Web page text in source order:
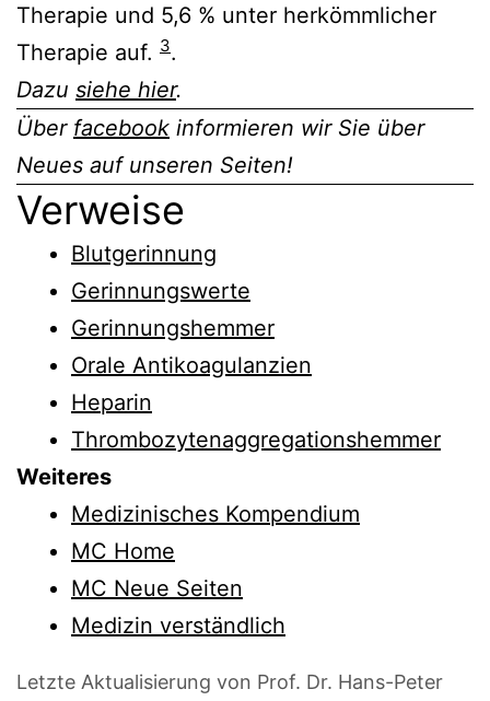
Therapie und 5,6 % unter herkömmlicher
Therapie auf. 3.
Dazu siehe hier.
Über facebook informieren wir Sie über
Neues auf unseren Seiten!
Verweise
Blutgerinnung
Gerinnungswerte
Gerinnungshemmer
Orale Antikoagulanzien
Heparin
Thrombozytenaggregationshemmer
Weiteres
Medizinisches Kompendium
MC Home
MC Neue Seiten
Medizin verständlich
Letzte Aktualisierung von Prof. Dr. Hans-Peter